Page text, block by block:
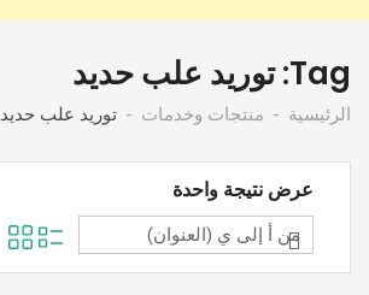
Tag: توريد علب حديد
الرئيسية منتجات وخدمات توريد علب حديد
عرض نتيجة واحدة